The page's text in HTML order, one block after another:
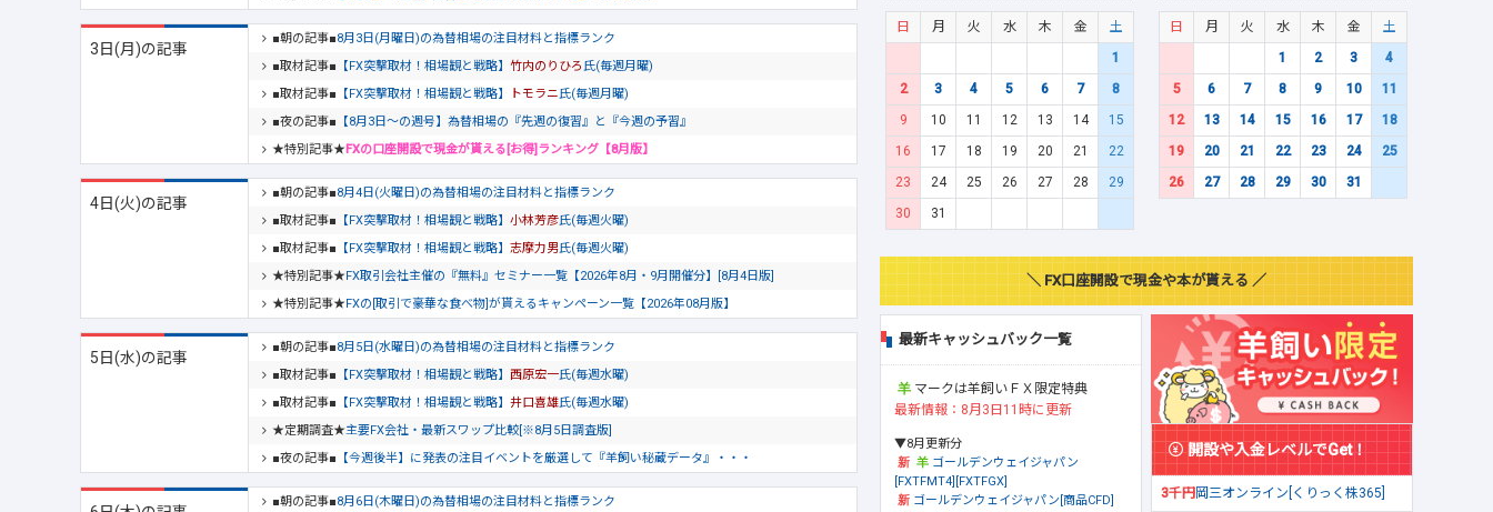
3日(月)の記事
■朝の記事■8月3日(月曜日)の為替相場の注目材料と指標ランク
■取材記事■ 【FX突撃取材！相場観と戦略】 竹内のりひろ 氏(毎週月曜)
■取材記事■ 【FX突撃取材！相場観と戦略】 トモラニ氏(毎週月曜)
■夜の記事■ 【8月3日～の週号】為替相場の『先週の復習』と『今週の予習』
★特別記事★FXの口座開設で現金が貰える[お得]ランキング【8月版】
4日(火)の記事
■朝の記事■8月4日(火曜日)の為替相場の注目材料と指標ランク
■取材記事■ 【FX突撃取材！相場観と戦略】 小林芳彦氏(毎週火曜)
■取材記事■ 【FX突撃取材！相場観と戦略】 志摩力男氏(毎週火曜)
★特別記事★FX取引会社主催の『無料』セミナー一覧【2026年8月・9月開催分】[8月4日版]
★特別記事★FXの[取引で豪華な食べ物]が貰えるキャンペーン一覧【2026年08月版】
5日(水)の記事
■朝の記事■8月5日(水曜日)の為替相場の注目材料と指標ランク
■取材記事■ 【FX突撃取材！相場観と戦略】 西原宏一氏(毎週水曜)
■取材記事■ 【FX突撃取材！相場観と戦略】 井口喜雄氏(毎週水曜)
★定期調査★主要FX会社・最新スワップ比較[※8月5日調査版]
■夜の記事■ 【今週後半】に発表の注目イベントを厳選して『羊飼い秘蔵データ』・・・
■朝の記事■8月6日(木曜日)の為替相場の注目材料と指標ランク
日 月 火 水 木 金
土
1
2
3 4 5 6 7
8
9
10 11 12 13 14
15
16
17 18 19 20 21
22
23
24 25 26 27 28
29
30
31
日 月 火 水 木 金
土
1
2 3
4
5
6 7 8 9 10
11
12
13 14 15 16 17
18
19
20 21 22 23 24
25
26
27 28 29 30 31
＼ FX口座開設で現金や本が貰える ／
最新キャッシュバック一覧
マークは羊飼いＦＸ限定特典
最新情報：8月3日11時に更新
▼8月更新分
ゴールデンウェイジャパン
[FXTFMT4][FXTFGX]
ゴールデンウェイジャパン[商品CFD]
開設や入金レベルでGet！
3千円岡三オンライン[くりっく株365]